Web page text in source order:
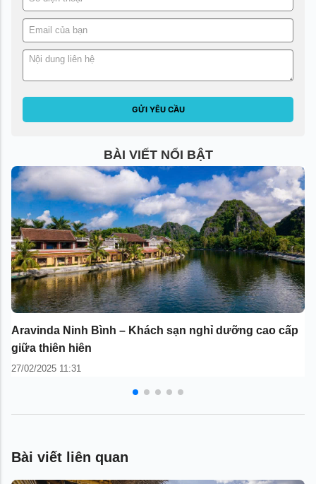
GỬI YÊU CẦU
BÀI VIẾT NỔI BẬT
Aravinda Ninh Bình – Khách sạn nghỉ dưỡng cao cấp
giữa thiên hiên
27/02/2025 11:31
Bài viết liên quan